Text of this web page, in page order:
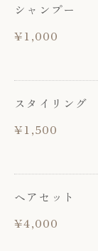
シャンプー
¥1,000
スタイリング
¥1,500
ヘアセット
¥4,000